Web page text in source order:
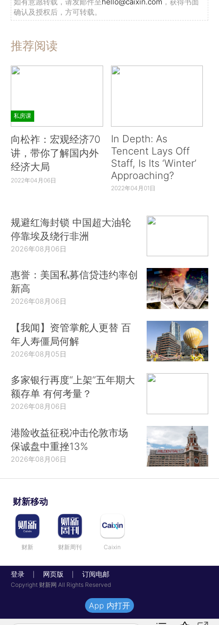
确认及授权后，方可转载。
推荐阅读
私房课
向松祚：宏观经济70
讲，带你了解国内外
经济大局
2022年04月06日
In Depth: As
Tencent Lays Off
Staff, Is Its ‘Winter’
Approaching?
2022年04月01日
规避红海封锁 中国超大油轮
停靠埃及绕行非洲
2026年08月06日
惠誉：美国私募信贷违约率创
新高
2026年08月06日
【我闻】资管掌舵人更替 百
年人寿僵局何解
2026年08月05日
多家银行再度“上架”五年期大
额存单 有何考量？
2026年08月06日
港险收益征税冲击伦敦市场
保诚盘中重挫13%
2026年08月06日
财新移动
财新 财新周刊 Caixin
登录 网页版 订阅电邮
Copyright 财新网 All Rights Reserved
App 内打开